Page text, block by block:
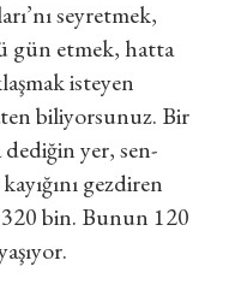
seyretmek,
gün etmek, hatta
isteyen
biliyorsunuz. Bir
yer, sen-
gezdiren
bin. Bunun 120